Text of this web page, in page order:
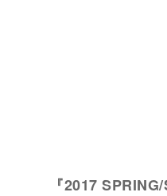
『2017